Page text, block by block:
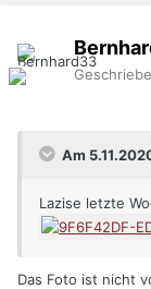
Am
Lazise letzte
Das Foto ist nicht